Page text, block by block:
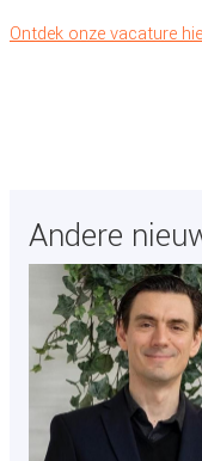
Ontdek onze vacature
Andere